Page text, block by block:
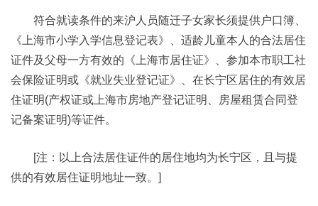
符合就读条件的来沪人员随迁子女家长须提供户口簿、
《上海市小学入学信息登记表》、适龄儿童本人的合法居住
证件及父母一方有效的《上海市居住证》、参加本市职工社
会保险证明或《就业失业登记证》、在长宁区居住的有效居
住证明(产权证或上海市房地产登记证明、房屋租赁合同登
记备案证明)等证件。
[注：以上合法居住证件的居住地均为长宁区，且与提
供的有效居住证明地址一致。]